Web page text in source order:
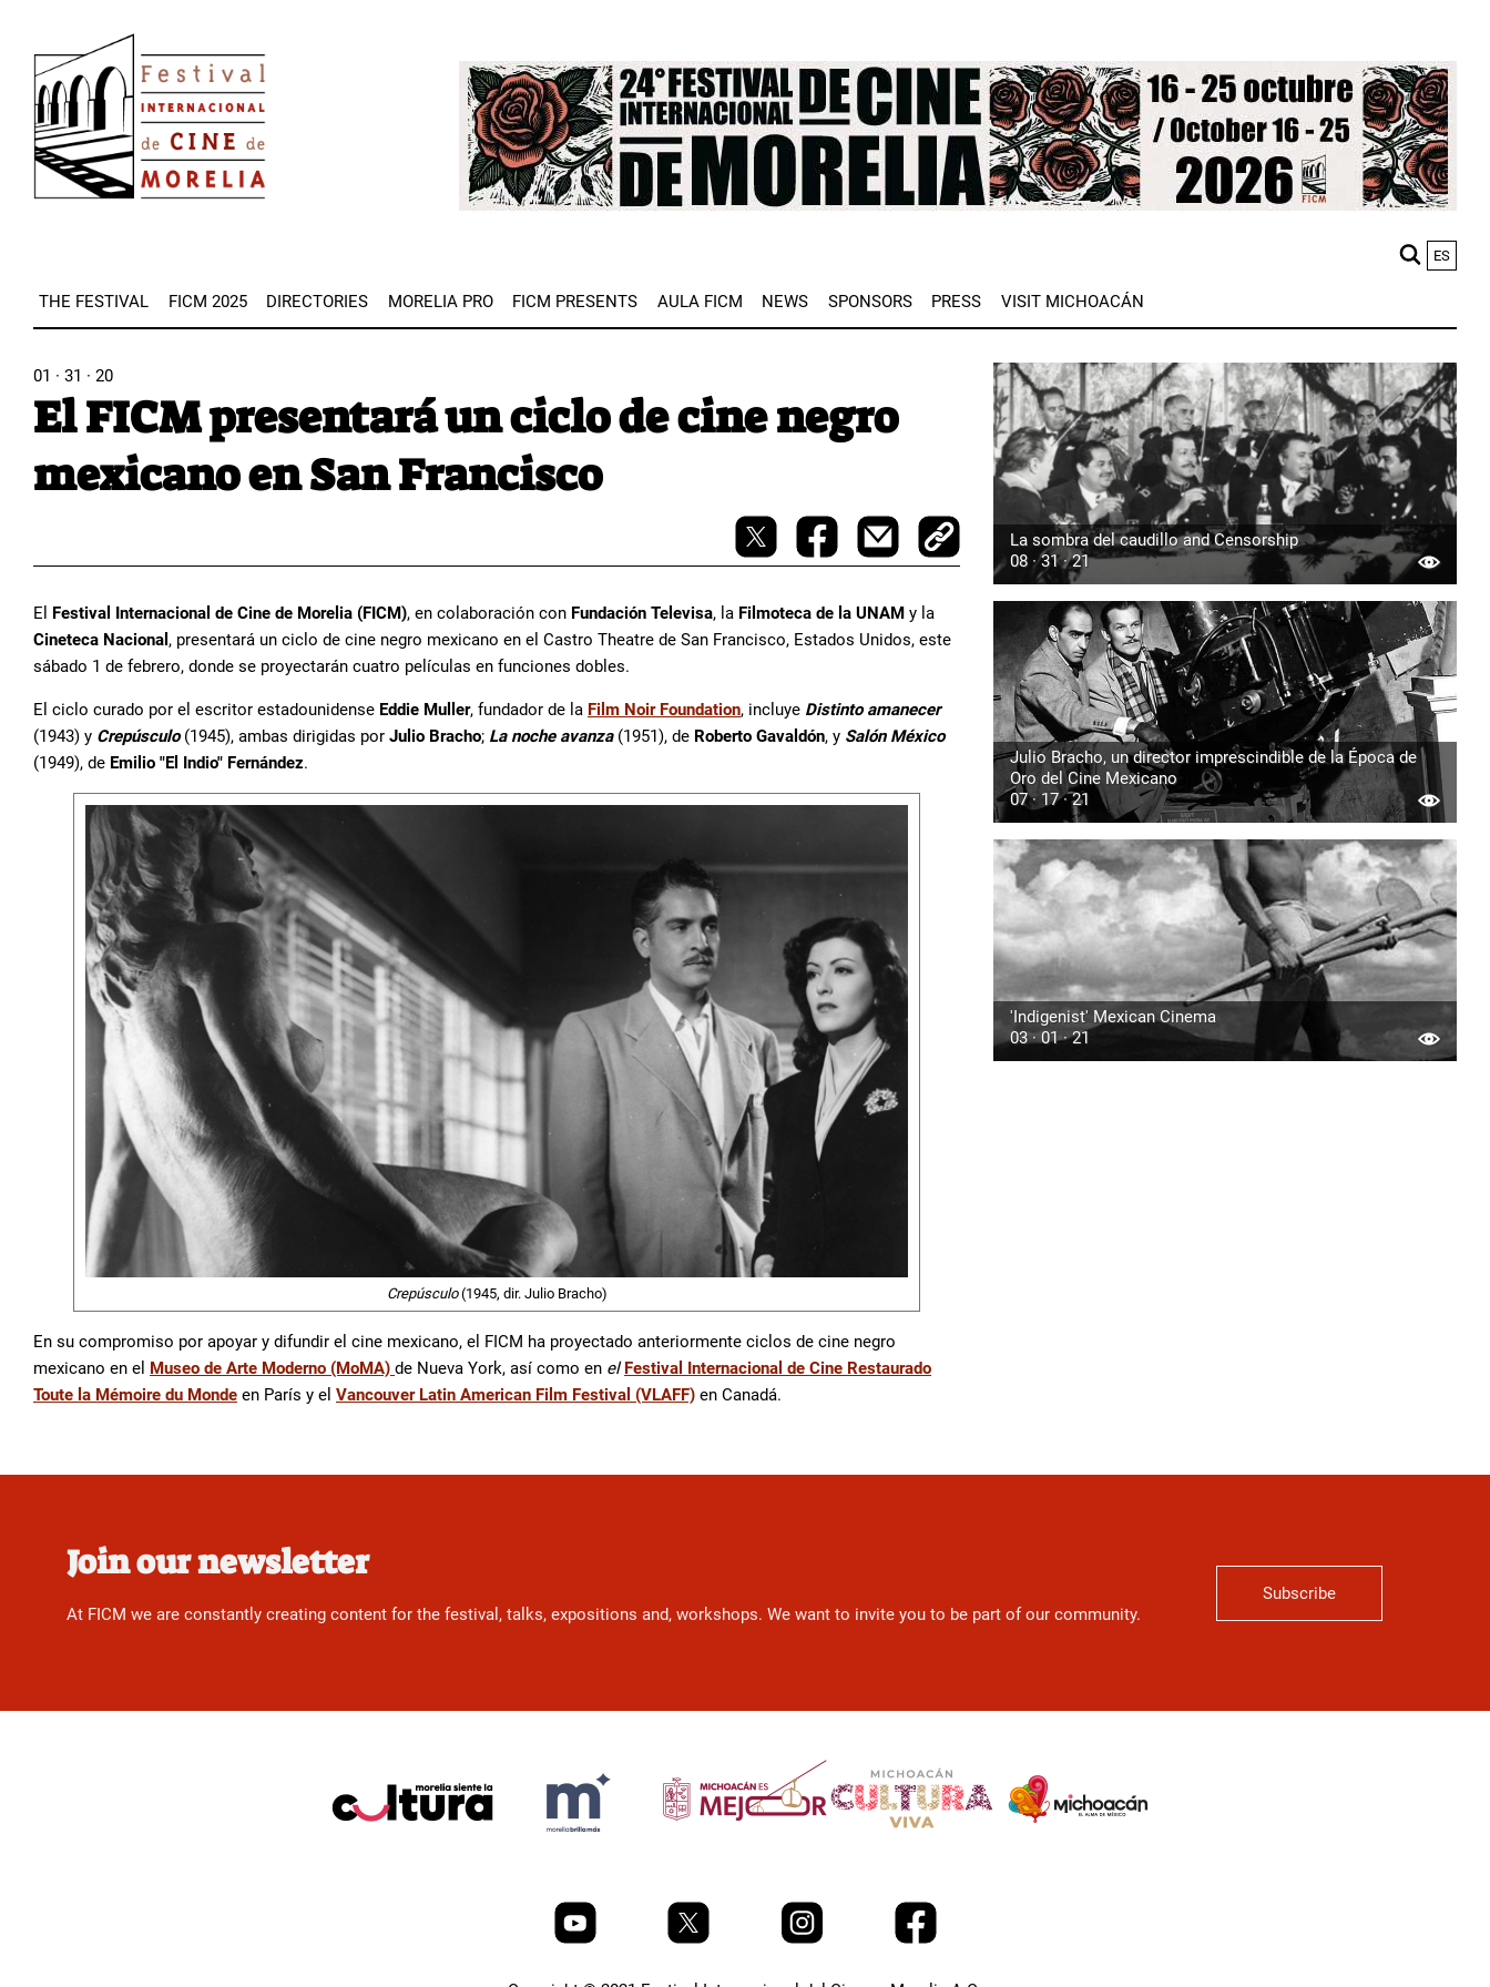
main
content
Image
ES
THE FESTIVAL FICM 2025 DIRECTORIES MORELIA PRO FICM PRESENTS AULA FICM NEWS SPONSORS PRESS VISIT MICHOACÁN
01 · 31 · 20
El FICM presentará un ciclo de cine negro
mexicano en San Francisco
El Festival Internacional de Cine de Morelia (FICM), en colaboración con Fundación Televisa, la Filmoteca de la UNAM y la
Cineteca Nacional , presentará un ciclo de cine negro mexicano en el Castro Theatre de San Francisco, Estados Unidos, este
sábado 1 de febrero, donde se proyectarán cuatro películas en funciones dobles.
El ciclo curado por el escritor estadounidense Eddie Muller, fundador de la Film Noir Foundation, incluye Distinto amanecer
(1943) y Crepúsculo(1945), ambas dirigidas por Julio Bracho; La noche avanza(1951), de Roberto Gavaldón, y Salón México
(1949), de Emilio "El Indio" Fernández.
Crepúsculo(1945, dir. Julio Bracho)
En su compromiso por apoyar y difundir el cine mexicano, el FICM ha proyectado anteriormente ciclos de cine negro
mexicano en el Museo de Arte Moderno (MoMA) de Nueva York, así como en el Festival Internacional de Cine Restaurado
Toute la Mémoire du Monde en París y el Vancouver Latin American Film Festival (VLAFF) en Canadá.
La sombra del caudillo and Censorship
08 · 31 · 21
Julio Bracho, un director imprescindible de la Época de
Oro del Cine Mexicano
07 · 17 · 21
'Indigenist' Mexican Cinema
03 · 01 · 21
Join our newsletter
At FICM we are constantly creating content for the festival, talks, expositions and, workshops. We want to invite you to be part of our community.
Subscribe